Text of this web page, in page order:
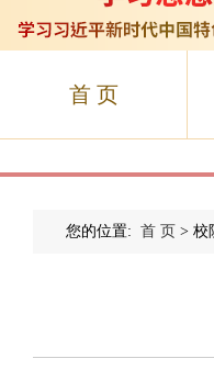
首 页
您的位置: 首 页 > 校